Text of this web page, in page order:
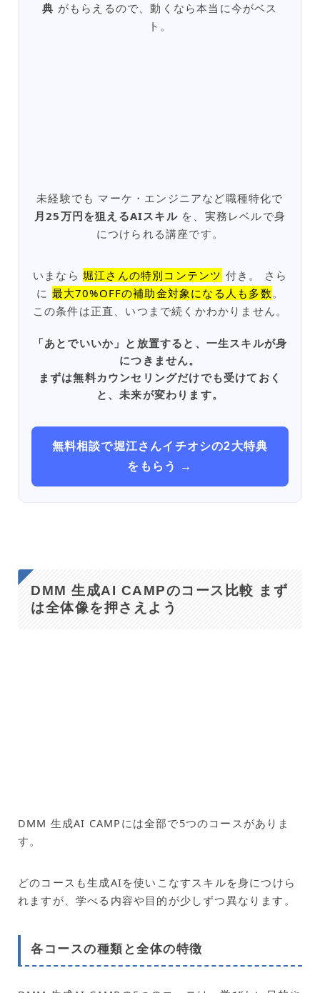
典 がもらえるので、動くなら本当に今がベス
ト。
未経験でも マーケ・エンジニアなど職種特化で
月25万円を狙えるAIスキルを、実務レベルで身
につけられる講座です。
いまなら堀江さんの特別コンテンツ 付き。 さら
に 最大70%OFFの補助金対象になる人も多数。
この条件は正直、いつまで続くかわかりません。
「あとでいいか」と放置すると、一生スキルが身
につきません。
まずは無料カウンセリングだけでも受けておく
と、未来が変わります。
無料相談で堀江さんイチオシの2大特典
をもらう →
DMM 生成AI CAMPのコース比較 まず
は全体像を押さえよう
DMM 生成AI CAMPには全部で5つのコースがありま
す。
どのコースも生成AIを使いこなすスキルを身につけら
れますが、学べる内容や目的が少しずつ異なります。
各コースの種類と全体の特徴